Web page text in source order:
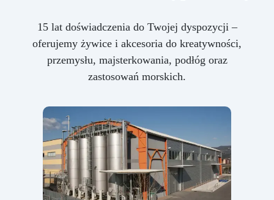
15 lat doświadczenia do Twojej dyspozycji –
oferujemy żywice i akcesoria do kreatywności,
przemysłu, majsterkowania, podłóg oraz
zastosowań morskich.